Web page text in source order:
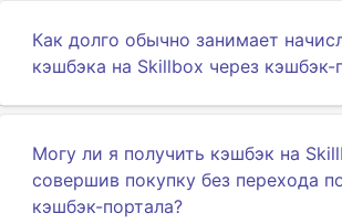
Как долго обычно занимает
кэшбэка на Skillbox через кэшбэк-
Могу ли я получить кэшбэк на
совершив покупку без перехода
кэшбэк-портала?